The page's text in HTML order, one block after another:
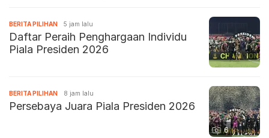
BERITA PILIHAN 5 jam lalu
Daftar Peraih Penghargaan Individu
Piala Presiden 2026
6
BERITA PILIHAN 8 jam lalu
Persebaya Juara Piala Presiden 2026